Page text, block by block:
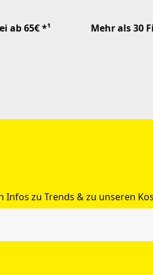
ab 65€ *¹ Mehr als 30
zu Trends & zu unseren